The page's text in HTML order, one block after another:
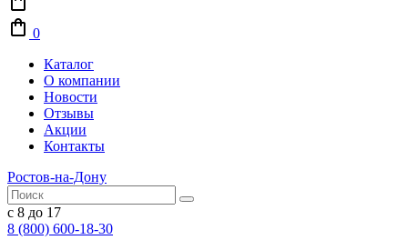
0
Каталог
О компании
Новости
Отзывы
Акции
Контакты
Ростов-на-Дону
с 8 до 17
8 (800) 600-18-30